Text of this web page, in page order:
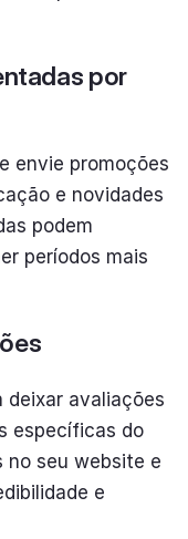
por
envie promoções
e novidades
podem
períodos mais
avaliações
específicas do
no seu website e
e